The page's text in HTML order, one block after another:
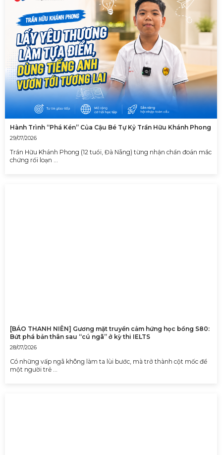
Hành Trình “Phá Kén” Của Cậu Bé Tự Kỷ Trần Hữu Khánh Phong
29/07/2026
Trần Hữu Khánh Phong (12 tuổi, Đà Nẵng) từng nhận chẩn đoán mắc
chứng rối loạn …
[BÁO THANH NIÊN] Gương mặt truyền cảm hứng học bổng S80:
Bứt phá bản thân sau “cú ngã” ở kỳ thi IELTS
28/07/2026
Có những vấp ngã không làm ta lùi bước, mà trở thành cột mốc để
một người trẻ …